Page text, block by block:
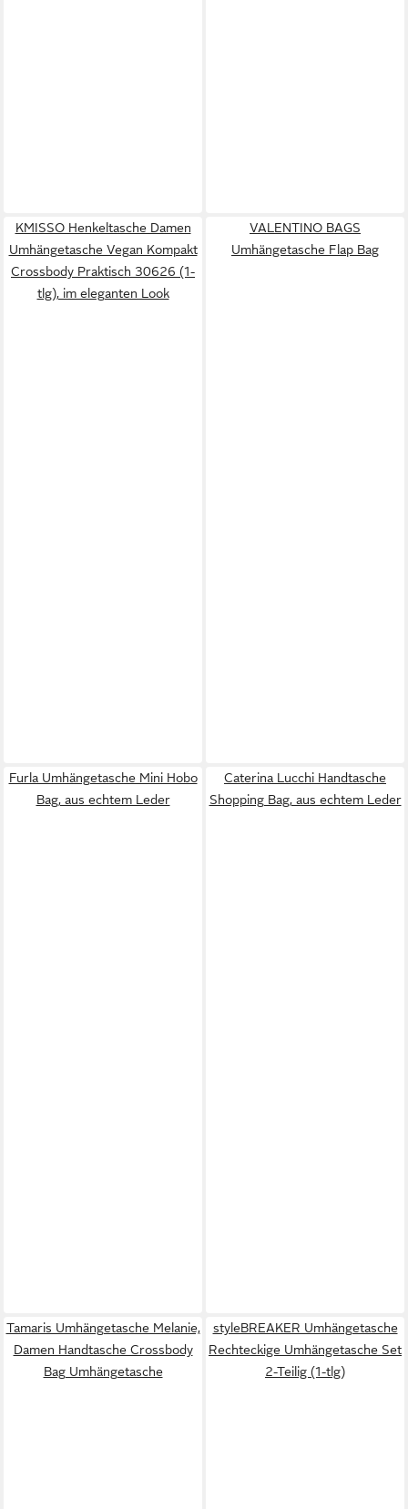
KMISSO Henkeltasche Damen
Umhängetasche Vegan Kompakt
Crossbody Praktisch 30626 (1-
tlg), im eleganten Look
VALENTINO BAGS
Umhängetasche Flap Bag
Furla Umhängetasche Mini Hobo
Bag, aus echtem Leder
Caterina Lucchi Handtasche
Shopping Bag, aus echtem Leder
Tamaris Umhängetasche Melanie,
Damen Handtasche Crossbody
Bag Umhängetasche
styleBREAKER Umhängetasche
Rechteckige Umhängetasche Set
2-Teilig (1-tlg)